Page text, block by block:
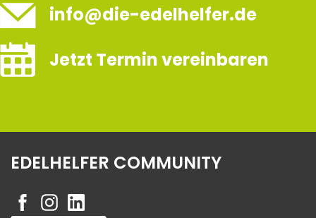
info@die-edelhelfer.de
Jetzt Termin vereinbaren
EDELHELFER COMMUNITY